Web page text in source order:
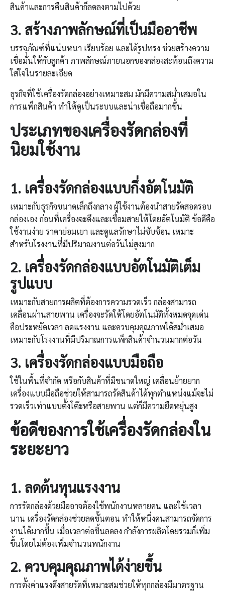
สินค้าและการคืนสินค้าก็ลดลงตามไปด้วย
3. สร้างภาพลักษณ์ที่เป็นมืออาชีพ
บรรจุภัณฑ์ที่แน่นหนา เรียบร้อย และได้รูปทรง ช่วยสร้างความ
เชื่อมั่นให้กับลูกค้า ภาพลักษณ์ภายนอกของกล่องสะท้อนถึงความ
ใส่ใจในรายละเอียด
ธุรกิจที่ใช้เครื่องรัดกล่องอย่างเหมาะสม มักมีความสม่ำเสมอใน
การแพ็กสินค้า ทำให้ดูเป็นระบบและน่าเชื่อถือมากขึ้น
ประเภทของเครื่องรัดกล่องที่
นิยมใช้งาน
1. เครื่องรัดกล่องแบบกึ่งอัตโนมัติ
เหมาะกับธุรกิจขนาดเล็กถึงกลาง ผู้ใช้งานต้องนำสายรัดสอดรอบ
กล่องเอง ก่อนที่เครื่องจะดึงและเชื่อมสายให้โดยอัตโนมัติ ข้อดีคือ
ใช้งานง่าย ราคาย่อมเยา และดูแลรักษาไม่ซับซ้อน เหมาะ
สำหรับโรงงานที่มีปริมาณงานต่อวันไม่สูงมาก
2. เครื่องรัดกล่องแบบอัตโนมัติเต็ม
รูปแบบ
เหมาะกับสายการผลิตที่ต้องการความรวดเร็ว กล่องสามารถ
เคลื่อนผ่านสายพาน เครื่องจะรัดให้โดยอัตโนมัติทั้งหมดจุดเด่น
คือประหยัดเวลา ลดแรงงาน และควบคุมคุณภาพได้สม่ำเสมอ
เหมาะกับโรงงานที่มีปริมาณการแพ็กสินค้าจำนวนมากต่อวัน
3. เครื่องรัดกล่องแบบมือถือ
ใช้ในพื้นที่จำกัด หรือกับสินค้าที่มีขนาดใหญ่ เคลื่อนย้ายยาก
เครื่องแบบมือถือช่วยให้สามารถรัดสินค้าได้ทุกตำแหน่งแม้จะไม่
รวดเร็วเท่าแบบตั้งโต๊ะหรือสายพาน แต่ก็มีความยืดหยุ่นสูง
ข้อดีของการใช้เครื่องรัดกล่องใน
ระยะยาว
1. ลดต้นทุนแรงงาน
การรัดกล่องด้วยมืออาจต้องใช้พนักงานหลายคน และใช้เวลา
นาน เครื่องรัดกล่องช่วยลดขั้นตอน ทำให้หนึ่งคนสามารถจัดการ
งานได้มากขึ้น เมื่อเวลาต่อชิ้นลดลง กำลังการผลิตโดยรวมก็เพิ่ม
ขึ้นโดยไม่ต้องเพิ่มจำนวนพนักงาน
2. ควบคุมคุณภาพได้ง่ายขึ้น
การตั้งค่าแรงดึงสายรัดที่เหมาะสมช่วยให้ทุกกล่องมีมาตรฐาน